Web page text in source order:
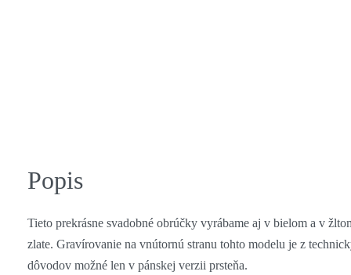
Popis
Tieto prekrásne svadobné obrúčky vyrábame aj v bielom a v
zlate. Gravírovanie na vnútornú stranu tohto modelu je z
dôvodov možné len v pánskej verzii prsteňa.